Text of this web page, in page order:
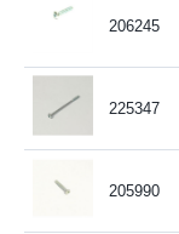
206245
225347
205990